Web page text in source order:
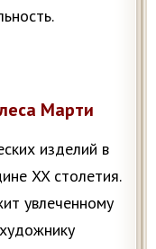
Марти
изделий в
XX столетия.
увлеченному